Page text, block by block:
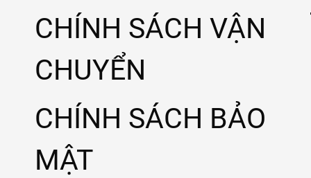
CHÍNH SÁCH VẬN
CHUYỂN
CHÍNH SÁCH BẢO
MẬT